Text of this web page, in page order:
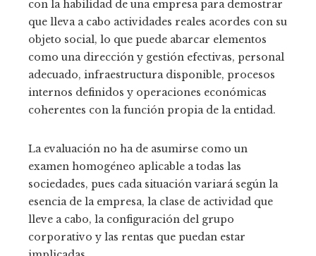
con la habilidad de una empresa para demostrar
que lleva a cabo actividades reales acordes con su
objeto social, lo que puede abarcar elementos
como una dirección y gestión efectivas, personal
adecuado, infraestructura disponible, procesos
internos definidos y operaciones económicas
coherentes con la función propia de la entidad.
La evaluación no ha de asumirse como un
examen homogéneo aplicable a todas las
sociedades, pues cada situación variará según la
esencia de la empresa, la clase de actividad que
lleve a cabo, la configuración del grupo
corporativo y las rentas que puedan estar